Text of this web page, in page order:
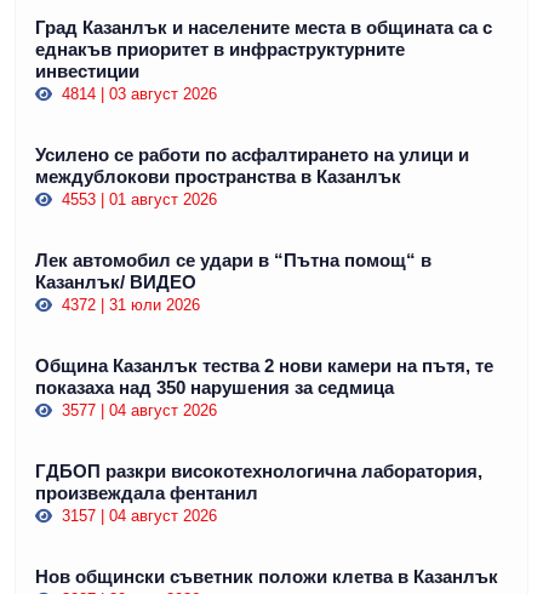
Град Казанлък и населените места в общината са с
еднакъв приоритет в инфраструктурните
инвестиции
4814 | 03 август 2026
Усилено се работи по асфалтирането на улици и
междублокови пространства в Казанлък
4553 | 01 август 2026
Лек автомобил се удари в “Пътна помощ“ в
Казанлък/ ВИДЕО
4372 | 31 юли 2026
Община Казанлък тества 2 нови камери на пътя, те
показаха над 350 нарушения за седмица
3577 | 04 август 2026
ГДБОП разкри високотехнологична лаборатория,
произвеждала фентанил
3157 | 04 август 2026
Нов общински съветник положи клетва в Казанлък